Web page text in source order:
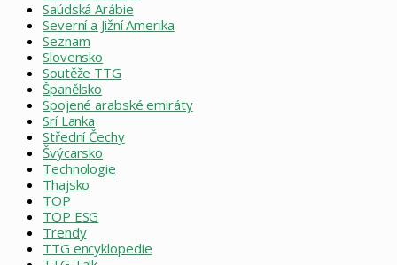
Saúdská Arábie
Severní a Jižní Amerika
Seznam
Slovensko
Soutěže TTG
Španělsko
Spojené arabské emiráty
Srí Lanka
Střední Čechy
Švýcarsko
Technologie
Thajsko
TOP
TOP ESG
Trendy
TTG encyklopedie